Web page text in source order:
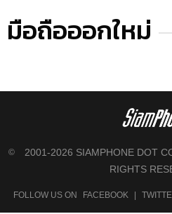
มือถือออกใหม่
©
2001-2026 SIAMPHONE DOT
RIGHTS
FOLLOW US ON FACEBOOK